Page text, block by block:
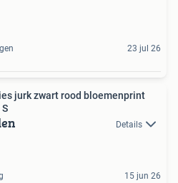
23 jul 26
jurk zwart rood bloemenprint
Details
15 jun 26